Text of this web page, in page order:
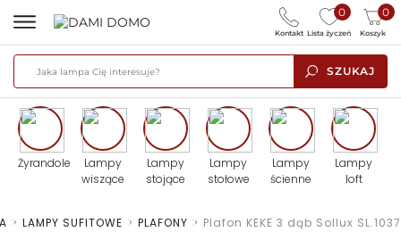
SZUKAJ
0
Lista życzeń
0
Koszyk
Kontakt
Żyrandole
Lampy
wiszące
Lampy
stojące
Lampy
stołowe
Lampy
ścienne
Lampy
loft
> LAMPY SUFITOWE > PLAFONY > Plafon KEKE 3 dąb Sollux SL.1037